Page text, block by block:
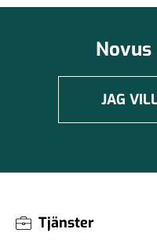
JAG
Tjänster